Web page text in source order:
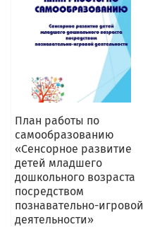
План работы по
самообразованию
«Сенсорное развитие
детей младшего
дошкольного возраста
посредством
познавательно-игровой
деятельности»